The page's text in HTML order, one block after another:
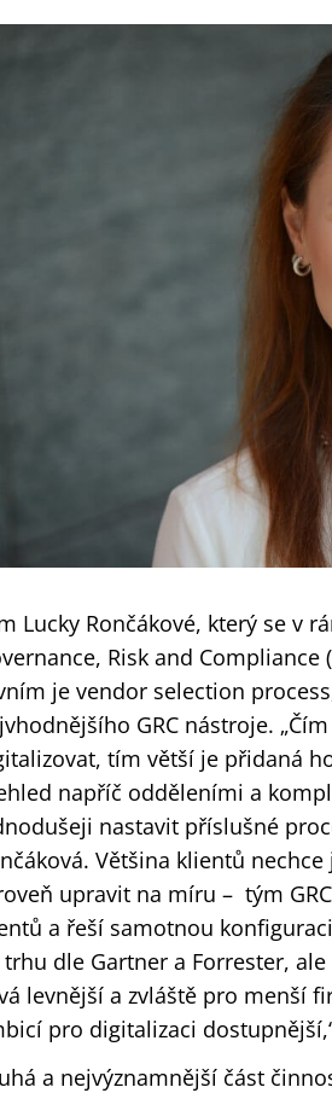
Lucky Rončákové, který se v
Risk and
je vendor selection
GRC nástroje.
tím větší je přidaná
napříč odděleními a
nastavit příslušné
Většina klientů
upravit na míru – tým
a řeší samotnou
trhu dle Gartner a Forrester,
levnější a zvláště pro menší
pro digitalizaci
a nejvýznamnější část